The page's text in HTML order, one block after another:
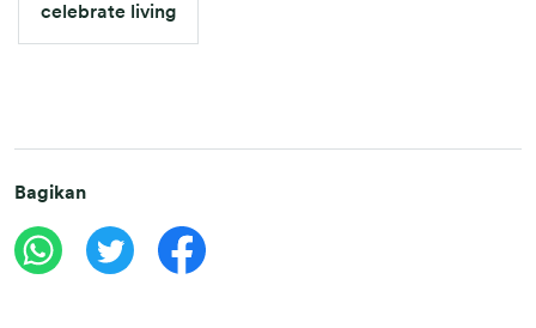
celebrate living
Bagikan